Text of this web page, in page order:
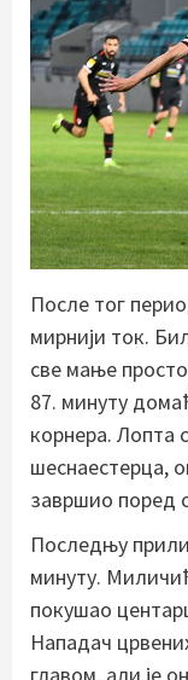
После тог
мирнији ток.
све мање
87. минуту
корнера. Лопта
шеснаестерца,
завршио поред
Последњу
минуту.
покушао
Нападач